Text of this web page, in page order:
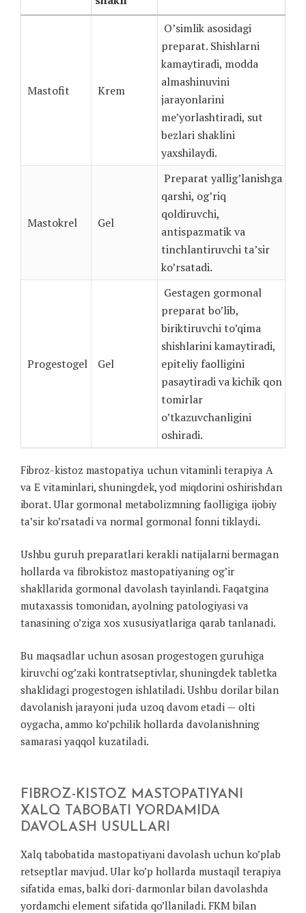
Mastofit Krem
O’simlik asosidagi
preparat. Shishlarni
kamaytiradi, modda
almashinuvini
jarayonlarini
me’yorlashtiradi, sut
bezlari shaklini
yaxshilaydi.
Mastokrel Gel
Preparat yallig’lanishga
qarshi, og’riq
qoldiruvchi,
antispazmatik va
tinchlantiruvchi ta’sir
ko’rsatadi.
Progestogel Gel
Gestagen gormonal
preparat bo’lib,
biriktiruvchi to’qima
shishlarini kamaytiradi,
epiteliy faolligini
pasaytiradi va kichik qon
tomirlar
o’tkazuvchanligini
oshiradi.
Fibroz-kistoz mastopatiya uchun vitaminli terapiya A
va E vitaminlari, shuningdek, yod miqdorini oshirishdan
iborat. Ular gormonal metabolizmning faolligiga ijobiy
ta’sir ko’rsatadi va normal gormonal fonni tiklaydi.
Ushbu guruh preparatlari kerakli natijalarni bermagan
hollarda va fibrokistoz mastopatiyaning og’ir
shakllarida gormonal davolash tayinlandi. Faqatgina
mutaxassis tomonidan, ayolning patologiyasi va
tanasining o’ziga xos xususiyatlariga qarab tanlanadi.
Bu maqsadlar uchun asosan progestogen guruhiga
kiruvchi og’zaki kontratseptivlar, shuningdek tabletka
shaklidagi progestogen ishlatiladi. Ushbu dorilar bilan
davolanish jarayoni juda uzoq davom etadi — olti
oygacha, ammo ko’pchilik hollarda davolanishning
samarasi yaqqol kuzatiladi.
FIBROZ-KISTOZ MASTOPATIYANI
XALQ TABOBATI YORDAMIDA
DAVOLASH USULLARI
Xalq tabobatida mastopatiyani davolash uchun ko’plab
retseptlar mavjud. Ular ko’p hollarda mustaqil terapiya
sifatida emas, balki dori-darmonlar bilan davolashda
yordamchi element sifatida qo’llaniladi. FKM bilan